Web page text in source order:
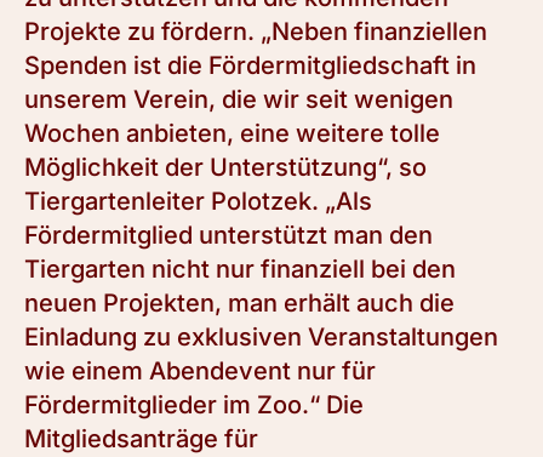
Projekte zu fördern. „Neben finanziellen
Spenden ist die Fördermitgliedschaft in
unserem Verein, die wir seit wenigen
Wochen anbieten, eine weitere tolle
Möglichkeit der Unterstützung“, so
Tiergartenleiter Polotzek. „Als
Fördermitglied unterstützt man den
Tiergarten nicht nur finanziell bei den
neuen Projekten, man erhält auch die
Einladung zu exklusiven Veranstaltungen
wie einem Abendevent nur für
Fördermitglieder im Zoo.“ Die
Mitgliedsanträge für